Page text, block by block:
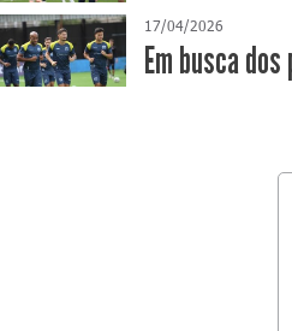
17/04/2026
​Em busca